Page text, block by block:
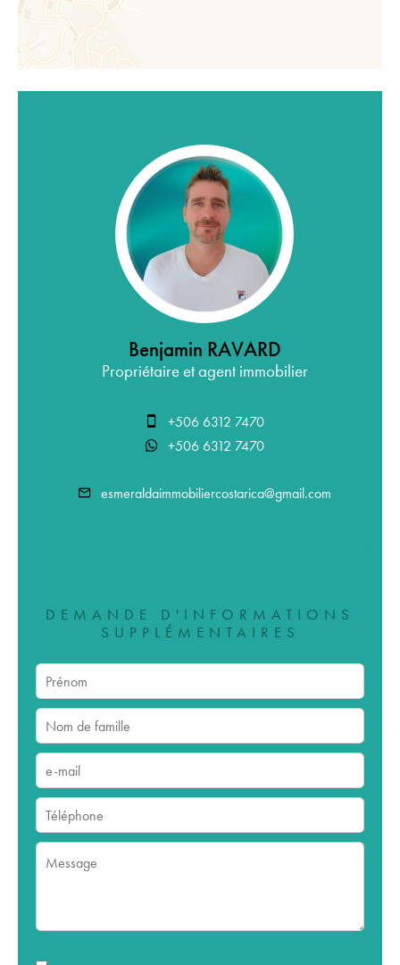
Benjamin RAVARD
Propriétaire et agent immobilier
+506 6312 7470
+506 6312 7470
esmeraldaimmobiliercostarica@gmail.com
DEMANDE D'INFORMATIONS
SUPPLÉMENTAIRES